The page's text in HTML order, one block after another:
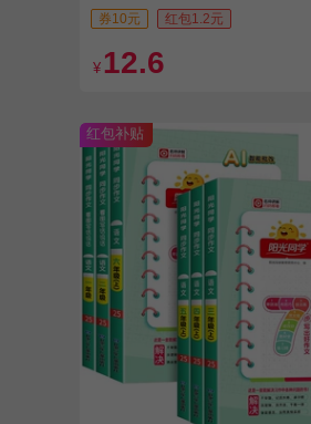
券10元 红包1.2元
¥ 12.6
红包补贴